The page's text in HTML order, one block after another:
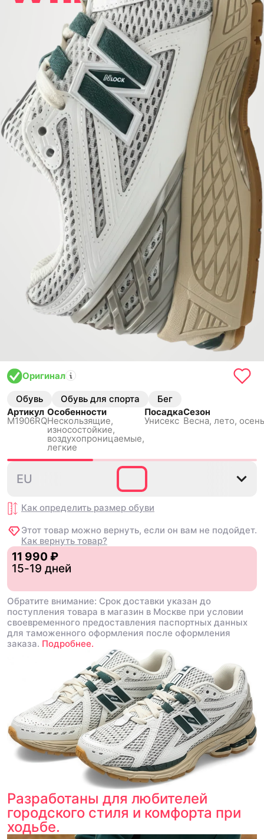
Оригинал
Обувь Обувь для спорта
Бег
Артикул
M1906RQ
Особенности
Нескользящиe,
износостойкие,
воздухопроницаемые,
легкие
Посадка
Унисекс
Сезон
Весна, лето,
38.5
EU
Как определить размер обуви
Этот товар можно вернуть, если он вам не подойдет.
Как вернуть товар?
11 990 ₽
15-19 дней
Обратите внимание: Срок доставки указан до
поступления товара в магазин в Москве при условии
своевременного предоставления паспортных данных
для таможенного оформления после оформления
заказа. Подробнее.
Разработаны для любителей
городского стиля и комфорта при
ходьбе.